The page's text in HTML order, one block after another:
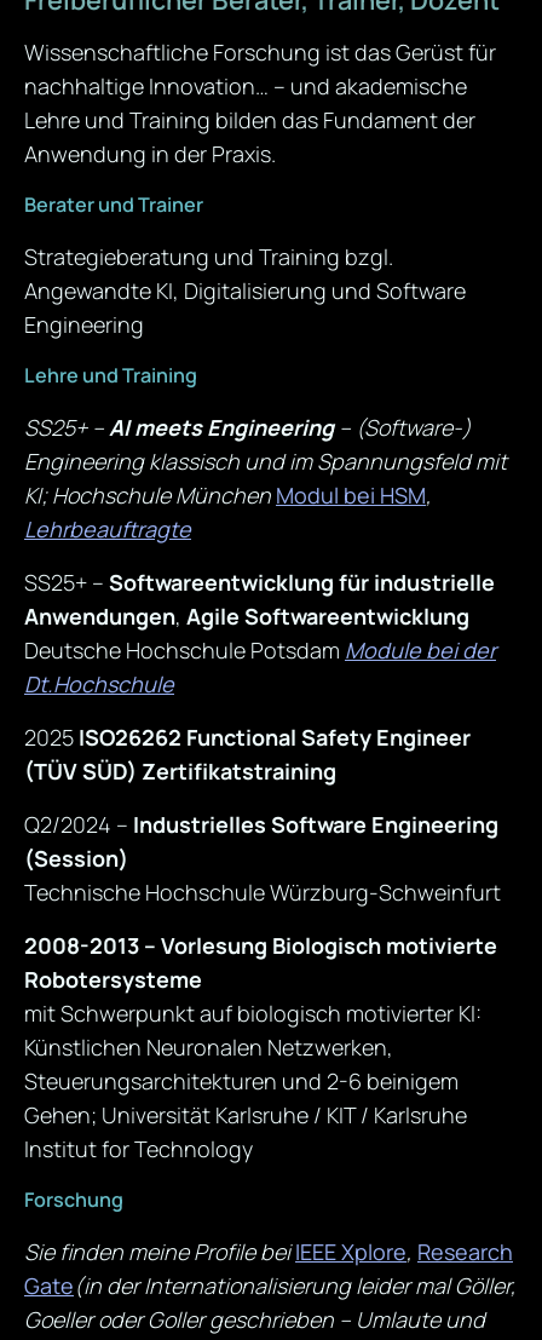
Wissenschaftliche Forschung ist das Gerüst für
nachhaltige Innovation… – und akademische
Lehre und Training bilden das Fundament der
Anwendung in der Praxis.
Berater und Trainer
Strategieberatung und Training bzgl.
Angewandte KI, Digitalisierung und Software
Engineering
Lehre und Training
SS25+ –AI meets Engineering– (Software-)
Engineeringklassisch und im Spannungsfeld mit
KI; Hochschule München Modul bei HSM,
Lehrbeauftragte
SS25+ – Softwareentwicklung für industrielle
Anwendungen, Agile Softwareentwicklung
Deutsche Hochschule Potsdam Module bei der
Dt.Hochschule
2025 ISO26262 Functional Safety Engineer
(TÜV SÜD) Zertifikatstraining
Q2/2024 – Industrielles Software Engineering
(Session)
Technische Hochschule Würzburg-Schweinfurt
2008-2013 – Vorlesung Biologisch motivierte
Robotersysteme
mit Schwerpunkt auf biologisch motivierter KI:
Künstlichen Neuronalen Netzwerken,
Steuerungsarchitekturen und 2-6 beinigem
Gehen; Universität Karlsruhe / KIT / Karlsruhe
Institut for Technology
Forschung
Sie finden meineProfile beiIEEE Xplore, Research
Gate(in der Internationalisierung leider mal Göller,
Goeller oder Goller geschrieben – Umlaute und